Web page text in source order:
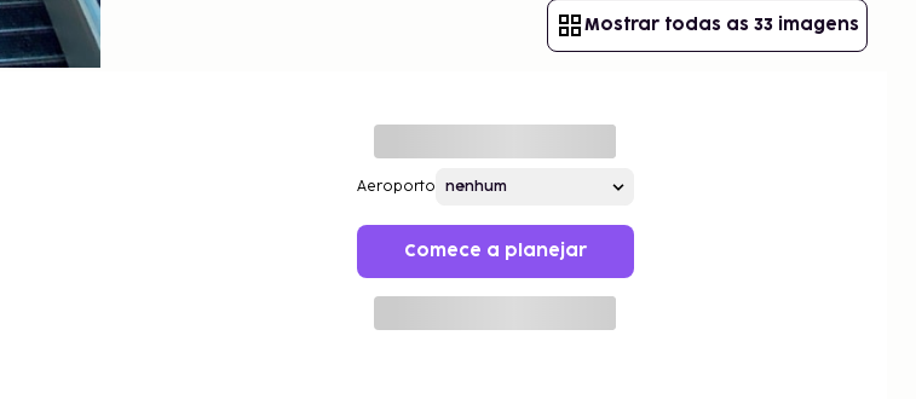
Mostrar todas as 33 imagens
Aeroporto
Comece a planejar